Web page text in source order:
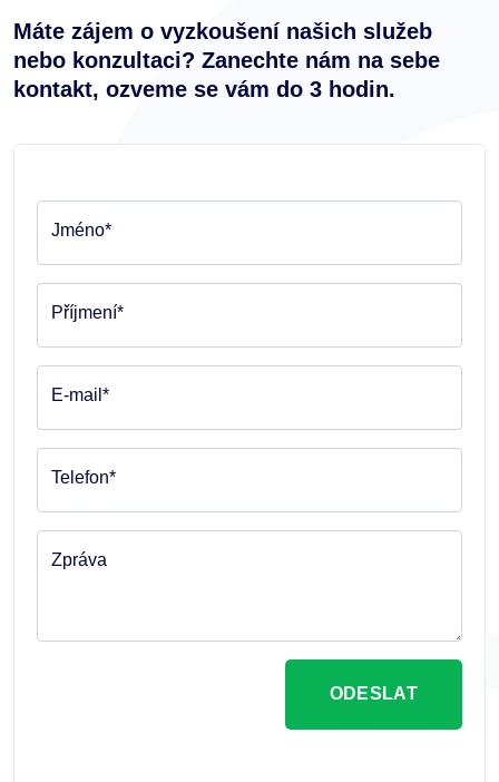
Máte zájem o vyzkoušení našich služeb
nebo konzultaci? Zanechte nám na sebe
kontakt, ozveme se vám do 3 hodin.
Jméno*
Příjmení*
E-mail*
Telefon*
Zpráva
ODESLAT